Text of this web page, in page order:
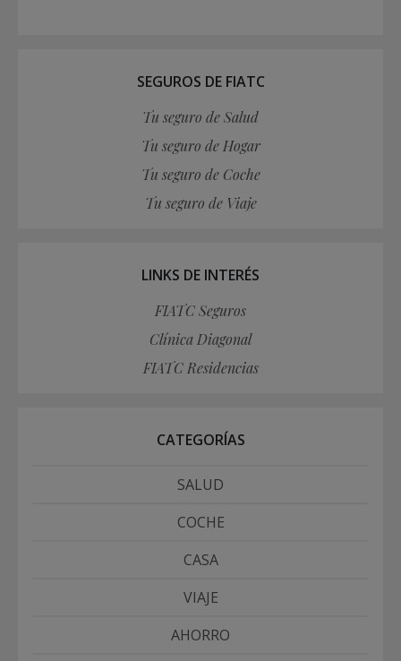
SEGUROS DE FIATC
Tu seguro de Salud
Tu seguro de Hogar
Tu seguro de Coche
Tu seguro de Viaje
LINKS DE INTERÉS
FIATC Seguros
Clínica Diagonal
FIATC Residencias
CATEGORÍAS
SALUD
COCHE
CASA
VIAJE
AHORRO